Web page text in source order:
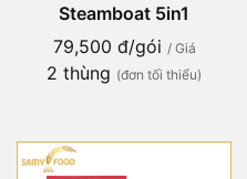
Steamboat 5in1
79,500 đ/gói / Giá
2 thùng (đơn tối thiểu)